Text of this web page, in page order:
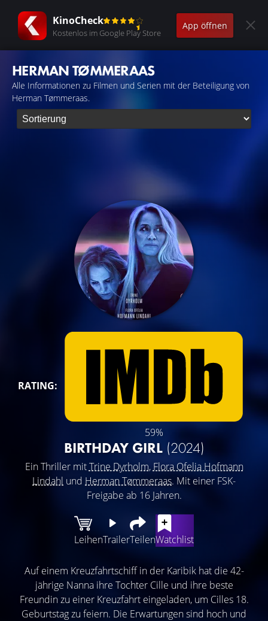
KinoCheck
Kostenlos im Google Play Store
App öffnen
HERMAN TØMMERAAS
Alle Informationen zu Filmen und Serien mit der Beteiligung von
Herman Tømmeraas.
RATING:
59%
BIRTHDAY GIRL (2024)
Ein Thriller mitTrine Dyrholm, Flora Ofelia Hofmann
Lindahl und Herman Tømmeraas. Mit einer FSK-
Freigabe ab 16 Jahren.
LeihenTrailerTeilenWatchlist
Auf einem Kreuzfahrtschiff in der Karibik hat die 42-
jährige Nanna ihre Tochter Cille und ihre beste
Freundin zu einer Kreuzfahrt eingeladen, um Cilles 18.
Geburtstag zu feiern. Die Erwartungen sind hoch und